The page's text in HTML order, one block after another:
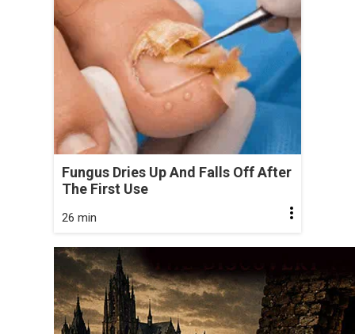
Fungus Dries Up And Falls Off After
The First Use
26 min